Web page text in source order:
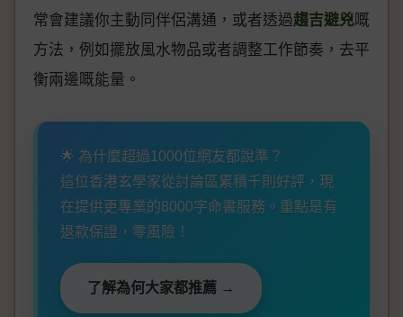
常會建議你主動同伴侶溝通，或者透過趨吉避兇嘅
方法，例如擺放風水物品或者調整工作節奏，去平
衡兩邊嘅能量。
🌟 為什麼超過1000位網友都說準？
這位香港玄學家從討論區累積千則好評，現
在提供更專業的8000字命書服務。重點是有
退款保證，零風險！
了解為何大家都推薦 →